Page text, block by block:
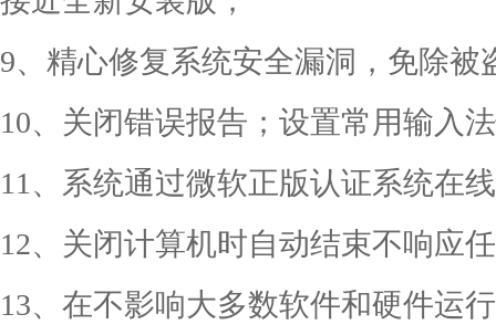
9、精心修复系统安全漏洞，免除被
10、关闭错误报告；设置常用输入
11、系统通过微软正版认证系统在
12、关闭计算机时自动结束不响应
13、在不影响大多数软件和硬件运